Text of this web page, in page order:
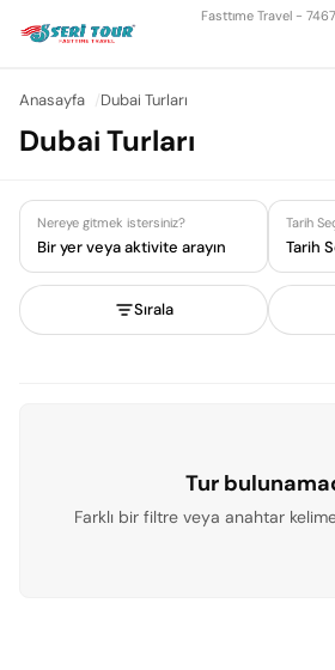
Fasttıme Travel - 7467
Anasayfa Dubai Turları
Dubai Turları
Nereye gitmek istersiniz?
Bir yer veya aktivite arayın
Tarih
Tarih
Sırala
Tur
Farklı bir filtre veya anahtar